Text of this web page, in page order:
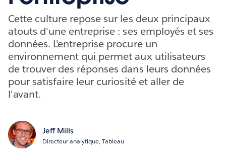
Cette culture repose sur les deux principaux
atouts d'une entreprise : ses employés et ses
données. L'entreprise procure un
environnement qui permet aux utilisateurs
de trouver des réponses dans leurs données
pour satisfaire leur curiosité et aller de
l'avant.
Jeff Mills
Directeur analytique, Tableau